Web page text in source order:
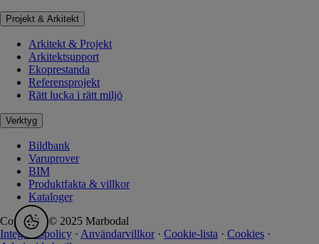
Projekt & Arkitekt
Arkitekt & Projekt
Arkitektsupport
Ekoprestanda
Referensprojekt
Rätt lucka i rätt miljö
Verktyg
Bildbank
Varuprover
BIM
Produktfakta & villkor
Kataloger
Copyright © 2025 Marbodal
Integritetspolicy · Användarvillkor · Cookie-lista · Cookies ·